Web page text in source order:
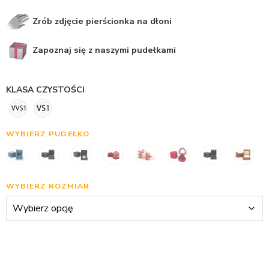
Zrób zdjęcie pierścionka na dłoni
Zapoznaj się z naszymi pudełkami
KLASA CZYSTOŚCI
WYBIERZ PUDEŁKO
WYBIERZ ROZMIAR